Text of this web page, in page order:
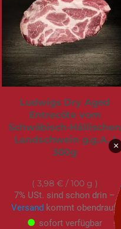
Ludwigs Dry Aged
Entrecôte vom
Schwäbisch-Hällischen
Landschwein g.g.A. |
300g
3,98 €/ 100 g
7% USt. sind schon drin –
Versandkommt obendrauf.
sofort verfügbar
×